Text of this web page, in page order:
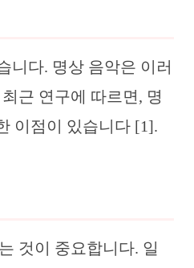
니다. 명상 음악은 이러
근 연구에 따르면, 명
이점이 있습니다 [1].
것이 중요합니다. 일